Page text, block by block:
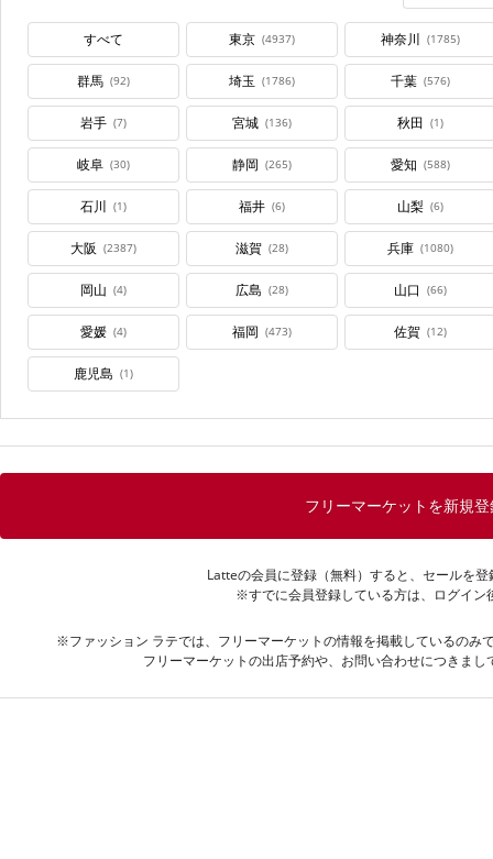
すべて 東京 (4937) 神奈川 (1785)
群馬 (92) 埼玉 (1786) 千葉 (576)
岩手 (7) 宮城 (136) 秋田 (1)
岐阜 (30) 静岡 (265) 愛知 (588)
石川 (1) 福井 (6) 山梨 (6)
大阪 (2387) 滋賀 (28) 兵庫 (1080)
岡山 (4) 広島 (28) 山口 (66)
愛媛 (4) 福岡 (473) 佐賀 (12)
鹿児島 (1)
フリーマーケットを新規
Latteの会員に登録（無料）すると、セールを
※すでに会員登録している方は、ログイン
※ファッション ラテでは、フリーマーケットの情報を掲載しているのみ
フリーマーケットの出店予約や、お問い合わせにつきま